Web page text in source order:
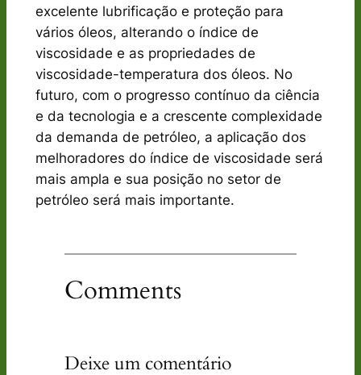
excelente lubrificação e proteção para
vários óleos, alterando o índice de
viscosidade e as propriedades de
viscosidade-temperatura dos óleos. No
futuro, com o progresso contínuo da ciência
e da tecnologia e a crescente complexidade
da demanda de petróleo, a aplicação dos
melhoradores do índice de viscosidade será
mais ampla e sua posição no setor de
petróleo será mais importante.
Comments
Deixe um comentário